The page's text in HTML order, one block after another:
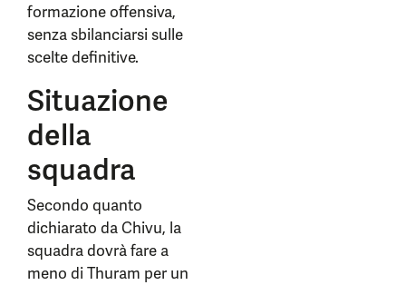
formazione offensiva,
senza sbilanciarsi sulle
scelte definitive.
Situazione
della
squadra
Secondo quanto
dichiarato da Chivu, la
squadra dovrà fare a
meno di Thuram per un